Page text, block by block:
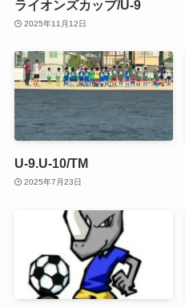
ライオンズカップ/U-9
2025年11月12日
U-9.U-10/TM
2025年7月23日